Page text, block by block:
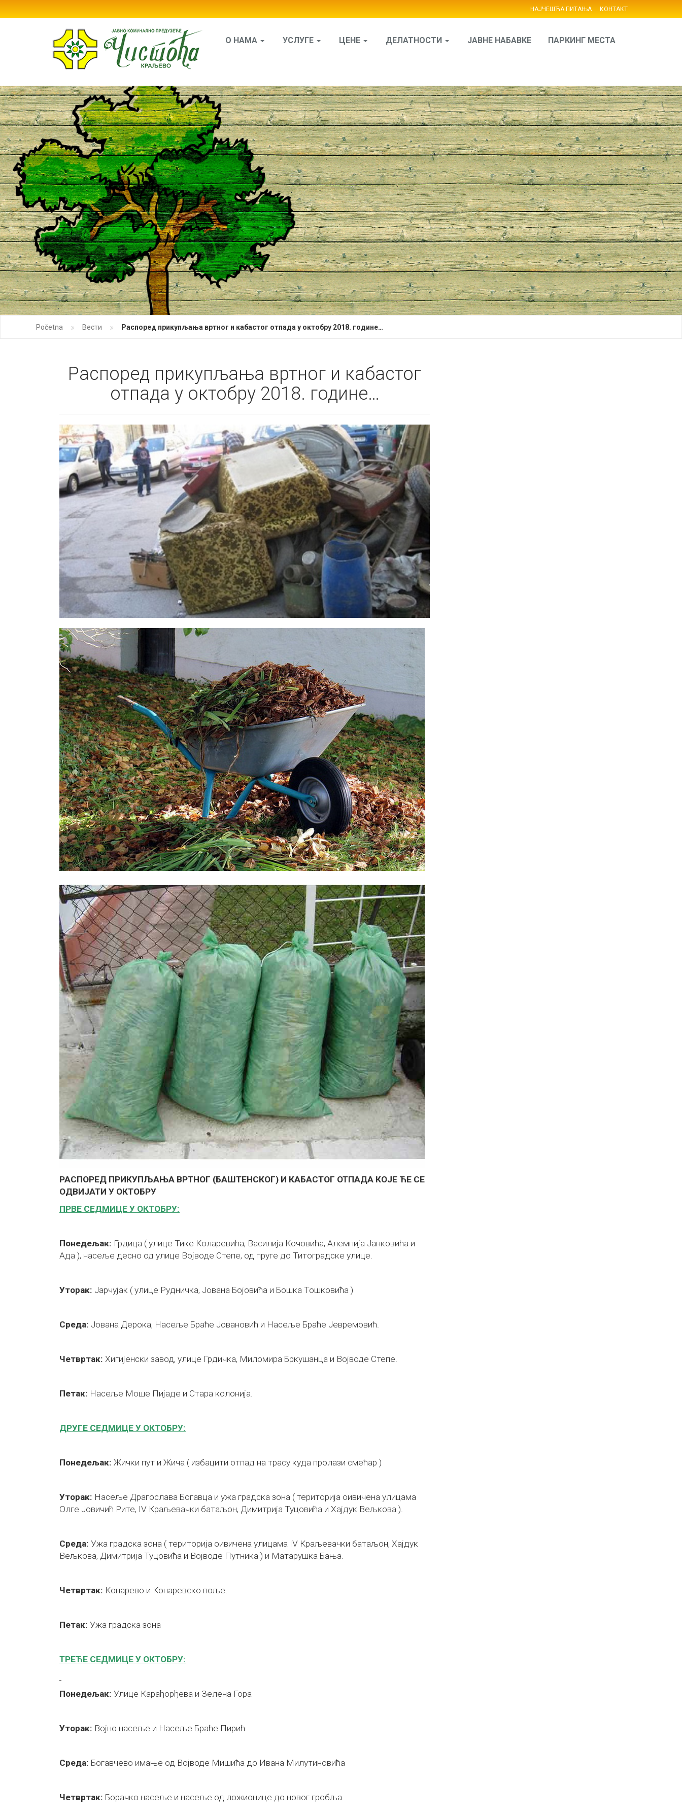
НАЈЧЕШЋА ПИТАЊА КОНТАКТ
О НАМА УСЛУГЕ ЦЕНЕ ДЕЛАТНОСТИ ЈАВНЕ НАБАВКЕ ПАРКИНГ МЕСТА
Početna » Вести » Распоред прикупљања вртног и кабастог отпада у октобру 2018. године…
Распоред прикупљања вртног и кабастог
отпада у октобру 2018. године…
РАСПОРЕД ПРИКУПЉАЊА ВРТНОГ (БАШТЕНСКОГ) И КАБАСТОГ ОТПАДА КОЈЕ ЋЕ СЕ
ОДВИЈАТИ У ОКТОБРУ
ПРВЕ СЕДМИЦЕ У ОКТОБРУ:
Понедељак: Грдица ( улице Тике Коларевића, Василија Кочовића, Алемпија Јанковића и
Ада ), насеље десно од улице Војводе Степе, од пруге до Титоградске улице.
Уторак: Јарчујак ( улице Рудничка, Јована Бојовића и Бошка Тошковића )
Среда: Јована Дерока, Насеље Браће Јовановић и Насеље Браће Јевремовић.
Четвртак: Хигијенски завод, улице Грдичка, Миломира Бркушанца и Војводе Степе.
Петак: Насеље Моше Пијаде и Стара колонија.
ДРУГЕ СЕДМИЦЕ У ОКТОБРУ:
Понедељак: Жички пут и Жича ( избацити отпад на трасу куда пролази смећар )
Уторак: Насеље Драгослава Богавца и ужа градска зона ( територија оивичена улицама
Олге Јовичић Рите, IV Краљевачки батаљон, Димитрија Туцовића и Хајдук Вељкова ).
Среда: Ужа градска зона ( територија оивичена улицама IV Краљевачки батаљон, Хајдук
Вељкова, Димитрија Туцовића и Војводе Путника ) и Матарушка Бања.
Четвртак: Конарево и Конаревско поље.
Петак: Ужа градска зона
ТРЕЋЕ СЕДМИЦЕ У ОКТОБРУ:
Понедељак: Улице Карађорђева и Зелена Гора
Уторак: Војно насеље и Насеље Браће Пирић
Среда: Богавчево имање од Војводе Мишића до Ивана Милутиновића
Четвртак: Борачко насеље и насеље од ложионице до новог гробља.